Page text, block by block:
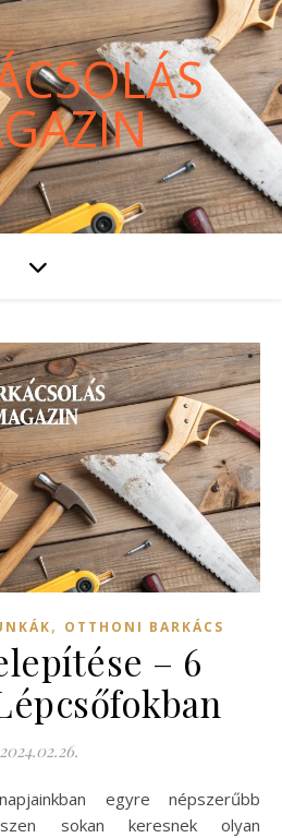
, OTTHONI BARKÁCS
– 6
2024.02.26.
sokan keresnek olyan